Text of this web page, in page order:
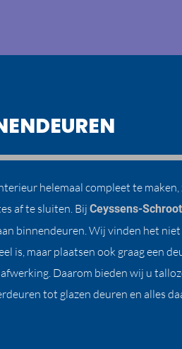
helemaal compleet te
af te sluiten. Bij Ceyssens-
binnendeuren. Wij vinden het
is, maar plaatsen ook graag een
Daarom bieden wij u
tot glazen deuren en alles